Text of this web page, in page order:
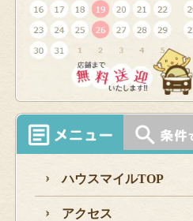
ハウスマイルTOP
アクセス